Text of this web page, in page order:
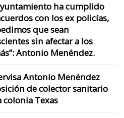
ha cumplido
con los ex policías,
que sean
sin afectar a los
Antonio Menéndez.
Antonio Menéndez
de colector sanitario
colonia Texas